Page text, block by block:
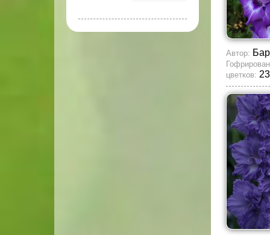
Автор:
цветков: